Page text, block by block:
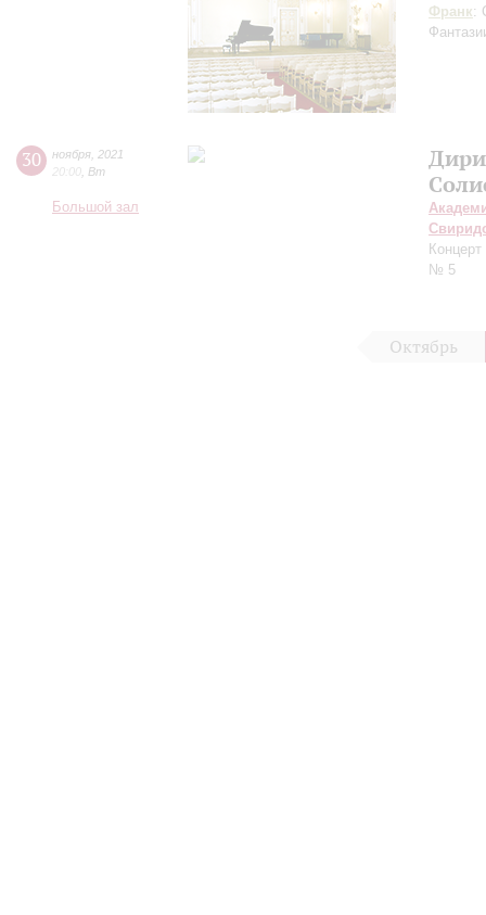
Франк:
30 ноября 2021
20:00 Вт
Большой зал
№ 5
Октябрь